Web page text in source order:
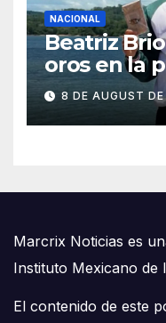
NACIONAL
Beatriz
oros en la
de Santo
8 DE AUGUST
Marcrix Noticias es
Instituto Mexicano de
El contenido de este